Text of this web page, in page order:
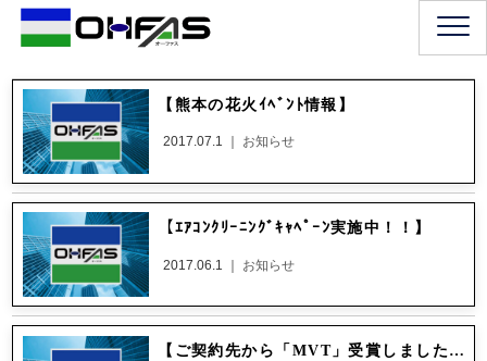
【熊本の花火ｲﾍﾞﾝﾄ情報】
2017.07.1 ｜ お知らせ
【ｴｱｺﾝｸﾘｰﾆﾝｸﾞｷｬﾍﾟｰﾝ実施中！！】
2017.06.1 ｜ お知らせ
【ご契約先から「MVT」受賞しました】